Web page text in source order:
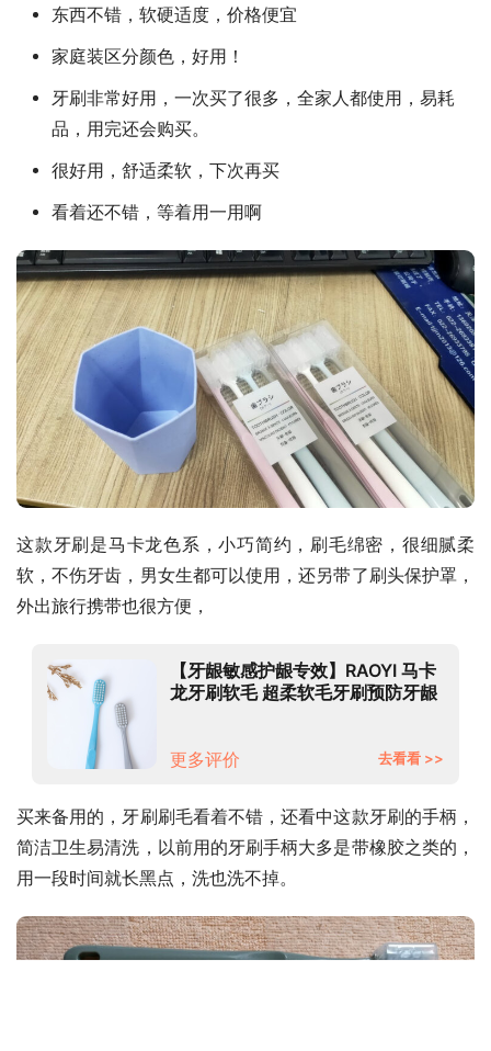
东西不错，软硬适度，价格便宜
家庭装区分颜色，好用！
牙刷非常好用，一次买了很多，全家人都使用，易耗
品，用完还会购买。
很好用，舒适柔软，下次再买
看着还不错，等着用一用啊
这款牙刷是马卡龙色系，小巧简约，刷毛绵密，很细腻柔
软，不伤牙齿，男女生都可以使用，还另带了刷头保护罩，
外出旅行携带也很方便，
【牙龈敏感护龈专效】RAOYI 马卡
龙牙刷软毛 超柔软毛牙刷预防牙龈
更多评价
去看看 >>
买来备用的，牙刷刷毛看着不错，还看中这款牙刷的手柄，
简洁卫生易清洗，以前用的牙刷手柄大多是带橡胶之类的，
用一段时间就长黑点，洗也洗不掉。